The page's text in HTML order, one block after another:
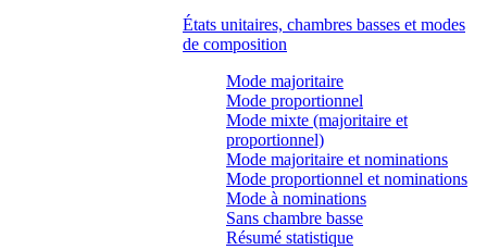
États unitaires, chambres basses et modes
de composition
Mode majoritaire
Mode proportionnel
Mode mixte (majoritaire et
proportionnel)
Mode majoritaire et nominations
Mode proportionnel et nominations
Mode à nominations
Sans chambre basse
Résumé statistique